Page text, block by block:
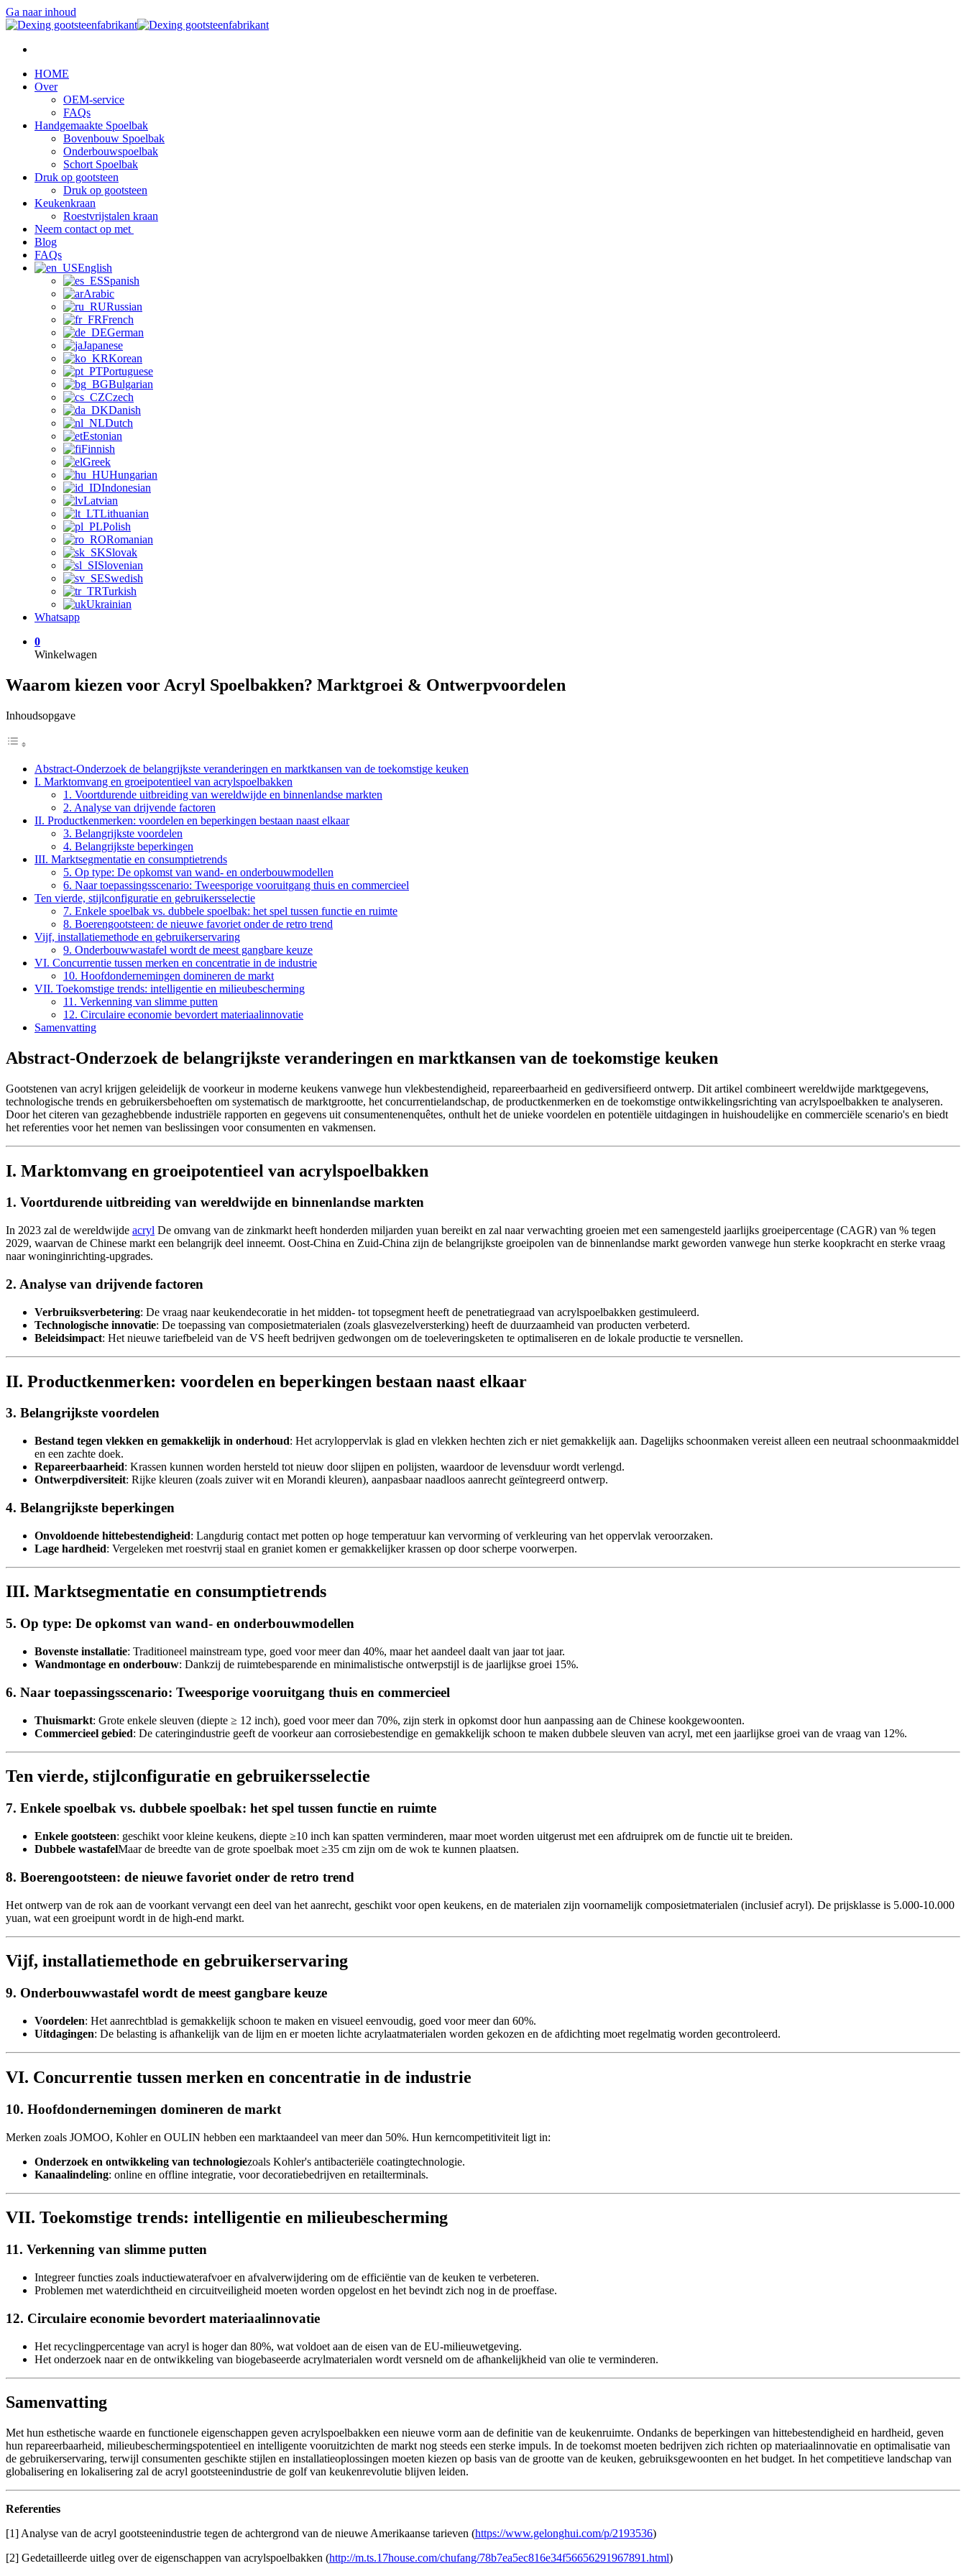
Ga naar inhoud
HOME
Over
OEM-service
FAQs
Handgemaakte Spoelbak
Bovenbouw Spoelbak
Onderbouwspoelbak
Schort Spoelbak
Druk op gootsteen
Druk op gootsteen
Keukenkraan
Roestvrijstalen kraan
Neem contact op met
Blog
FAQs
English
Spanish
Arabic
Russian
French
German
Japanese
Korean
Portuguese
Bulgarian
Czech
Danish
Dutch
Estonian
Finnish
Greek
Hungarian
Indonesian
Latvian
Lithuanian
Polish
Romanian
Slovak
Slovenian
Swedish
Turkish
Ukrainian
Whatsapp
0
Winkelwagen
Waarom kiezen voor Acryl Spoelbakken? Marktgroei & Ontwerpvoordelen
Inhoudsopgave
Abstract-Onderzoek de belangrijkste veranderingen en marktkansen van de toekomstige keuken
I. Marktomvang en groeipotentieel van acrylspoelbakken
1. Voortdurende uitbreiding van wereldwijde en binnenlandse markten
2. Analyse van drijvende factoren
II. Productkenmerken: voordelen en beperkingen bestaan naast elkaar
3. Belangrijkste voordelen
4. Belangrijkste beperkingen
III. Marktsegmentatie en consumptietrends
5. Op type: De opkomst van wand- en onderbouwmodellen
6. Naar toepassingsscenario: Tweesporige vooruitgang thuis en commercieel
Ten vierde, stijlconfiguratie en gebruikersselectie
7. Enkele spoelbak vs. dubbele spoelbak: het spel tussen functie en ruimte
8. Boerengootsteen: de nieuwe favoriet onder de retro trend
Vijf, installatiemethode en gebruikerservaring
9. Onderbouwwastafel wordt de meest gangbare keuze
VI. Concurrentie tussen merken en concentratie in de industrie
10. Hoofdondernemingen domineren de markt
VII. Toekomstige trends: intelligentie en milieubescherming
11. Verkenning van slimme putten
12. Circulaire economie bevordert materiaalinnovatie
Samenvatting
Abstract-Onderzoek de belangrijkste veranderingen en marktkansen van de toekomstige keuken
Gootstenen van acryl krijgen geleidelijk de voorkeur in moderne keukens vanwege hun vlekbestendigheid, repareerbaarheid en gediversifieerd ontwerp. Dit artikel combineert wereldwijde marktgegevens,
technologische trends en gebruikersbehoeften om systematisch de marktgrootte, het concurrentielandschap, de productkenmerken en de toekomstige ontwikkelingsrichting van acrylspoelbakken te analyseren.
Door het citeren van gezaghebbende industriële rapporten en gegevens uit consumentenenquêtes, onthult het de unieke voordelen en potentiële uitdagingen in huishoudelijke en commerciële scenario's en biedt
het referenties voor het nemen van beslissingen voor consumenten en vakmensen.
I. Marktomvang en groeipotentieel van acrylspoelbakken
1. Voortdurende uitbreiding van wereldwijde en binnenlandse markten
In 2023 zal de wereldwijde acryl De omvang van de zinkmarkt heeft honderden miljarden yuan bereikt en zal naar verwachting groeien met een samengesteld jaarlijks groeipercentage (CAGR) van % tegen
2029, waarvan de Chinese markt een belangrijk deel inneemt. Oost-China en Zuid-China zijn de belangrijkste groeipolen van de binnenlandse markt geworden vanwege hun sterke koopkracht en sterke vraag
naar woninginrichting-upgrades.
2. Analyse van drijvende factoren
Verbruiksverbetering: De vraag naar keukendecoratie in het midden- tot topsegment heeft de penetratiegraad van acrylspoelbakken gestimuleerd.
Technologische innovatie: De toepassing van composietmaterialen (zoals glasvezelversterking) heeft de duurzaamheid van producten verbeterd.
Beleidsimpact: Het nieuwe tariefbeleid van de VS heeft bedrijven gedwongen om de toeleveringsketen te optimaliseren en de lokale productie te versnellen.
II. Productkenmerken: voordelen en beperkingen bestaan naast elkaar
3. Belangrijkste voordelen
Bestand tegen vlekken en gemakkelijk in onderhoud: Het acryloppervlak is glad en vlekken hechten zich er niet gemakkelijk aan. Dagelijks schoonmaken vereist alleen een neutraal schoonmaakmiddel
en een zachte doek.
Repareerbaarheid: Krassen kunnen worden hersteld tot nieuw door slijpen en polijsten, waardoor de levensduur wordt verlengd.
Ontwerpdiversiteit: Rijke kleuren (zoals zuiver wit en Morandi kleuren), aanpasbaar naadloos aanrecht geïntegreerd ontwerp.
4. Belangrijkste beperkingen
Onvoldoende hittebestendigheid: Langdurig contact met potten op hoge temperatuur kan vervorming of verkleuring van het oppervlak veroorzaken.
Lage hardheid: Vergeleken met roestvrij staal en graniet komen er gemakkelijker krassen op door scherpe voorwerpen.
III. Marktsegmentatie en consumptietrends
5. Op type: De opkomst van wand- en onderbouwmodellen
Bovenste installatie: Traditioneel mainstream type, goed voor meer dan 40%, maar het aandeel daalt van jaar tot jaar.
Wandmontage en onderbouw: Dankzij de ruimtebesparende en minimalistische ontwerpstijl is de jaarlijkse groei 15%.
6. Naar toepassingsscenario: Tweesporige vooruitgang thuis en commercieel
Thuismarkt: Grote enkele sleuven (diepte ≥ 12 inch), goed voor meer dan 70%, zijn sterk in opkomst door hun aanpassing aan de Chinese kookgewoonten.
Commercieel gebied: De cateringindustrie geeft de voorkeur aan corrosiebestendige en gemakkelijk schoon te maken dubbele sleuven van acryl, met een jaarlijkse groei van de vraag van 12%.
Ten vierde, stijlconfiguratie en gebruikersselectie
7. Enkele spoelbak vs. dubbele spoelbak: het spel tussen functie en ruimte
Enkele gootsteen: geschikt voor kleine keukens, diepte ≥10 inch kan spatten verminderen, maar moet worden uitgerust met een afdruiprek om de functie uit te breiden.
Dubbele wastafelMaar de breedte van de grote spoelbak moet ≥35 cm zijn om de wok te kunnen plaatsen.
8. Boerengootsteen: de nieuwe favoriet onder de retro trend
Het ontwerp van de rok aan de voorkant vervangt een deel van het aanrecht, geschikt voor open keukens, en de materialen zijn voornamelijk composietmaterialen (inclusief acryl). De prijsklasse is 5.000-10.000
yuan, wat een groeipunt wordt in de high-end markt.
Vijf, installatiemethode en gebruikerservaring
9. Onderbouwwastafel wordt de meest gangbare keuze
Voordelen: Het aanrechtblad is gemakkelijk schoon te maken en visueel eenvoudig, goed voor meer dan 60%.
Uitdagingen: De belasting is afhankelijk van de lijm en er moeten lichte acrylaatmaterialen worden gekozen en de afdichting moet regelmatig worden gecontroleerd.
VI. Concurrentie tussen merken en concentratie in de industrie
10. Hoofdondernemingen domineren de markt
Merken zoals JOMOO, Kohler en OULIN hebben een marktaandeel van meer dan 50%. Hun kerncompetitiviteit ligt in:
Onderzoek en ontwikkeling van technologiezoals Kohler's antibacteriële coatingtechnologie.
Kanaalindeling: online en offline integratie, voor decoratiebedrijven en retailterminals.
VII. Toekomstige trends: intelligentie en milieubescherming
11. Verkenning van slimme putten
Integreer functies zoals inductiewaterafvoer en afvalverwijdering om de efficiëntie van de keuken te verbeteren.
Problemen met waterdichtheid en circuitveiligheid moeten worden opgelost en het bevindt zich nog in de proeffase.
12. Circulaire economie bevordert materiaalinnovatie
Het recyclingpercentage van acryl is hoger dan 80%, wat voldoet aan de eisen van de EU-milieuwetgeving.
Het onderzoek naar en de ontwikkeling van biogebaseerde acrylmaterialen wordt versneld om de afhankelijkheid van olie te verminderen.
Samenvatting
Met hun esthetische waarde en functionele eigenschappen geven acrylspoelbakken een nieuwe vorm aan de definitie van de keukenruimte. Ondanks de beperkingen van hittebestendigheid en hardheid, geven
hun repareerbaarheid, milieubeschermingspotentieel en intelligente vooruitzichten de markt nog steeds een sterke impuls. In de toekomst moeten bedrijven zich richten op materiaalinnovatie en optimalisatie van
de gebruikerservaring, terwijl consumenten geschikte stijlen en installatieoplossingen moeten kiezen op basis van de grootte van de keuken, gebruiksgewoonten en het budget. In het competitieve landschap van
globalisering en lokalisering zal de acryl gootsteenindustrie de golf van keukenrevolutie blijven leiden.
Referenties
[1] Analyse van de acryl gootsteenindustrie tegen de achtergrond van de nieuwe Amerikaanse tarieven (https://www.gelonghui.com/p/2193536)
[2] Gedetailleerde uitleg over de eigenschappen van acrylspoelbakken (http://m.ts.17house.com/chufang/78b7ea5ec816e34f56656291967891.html)